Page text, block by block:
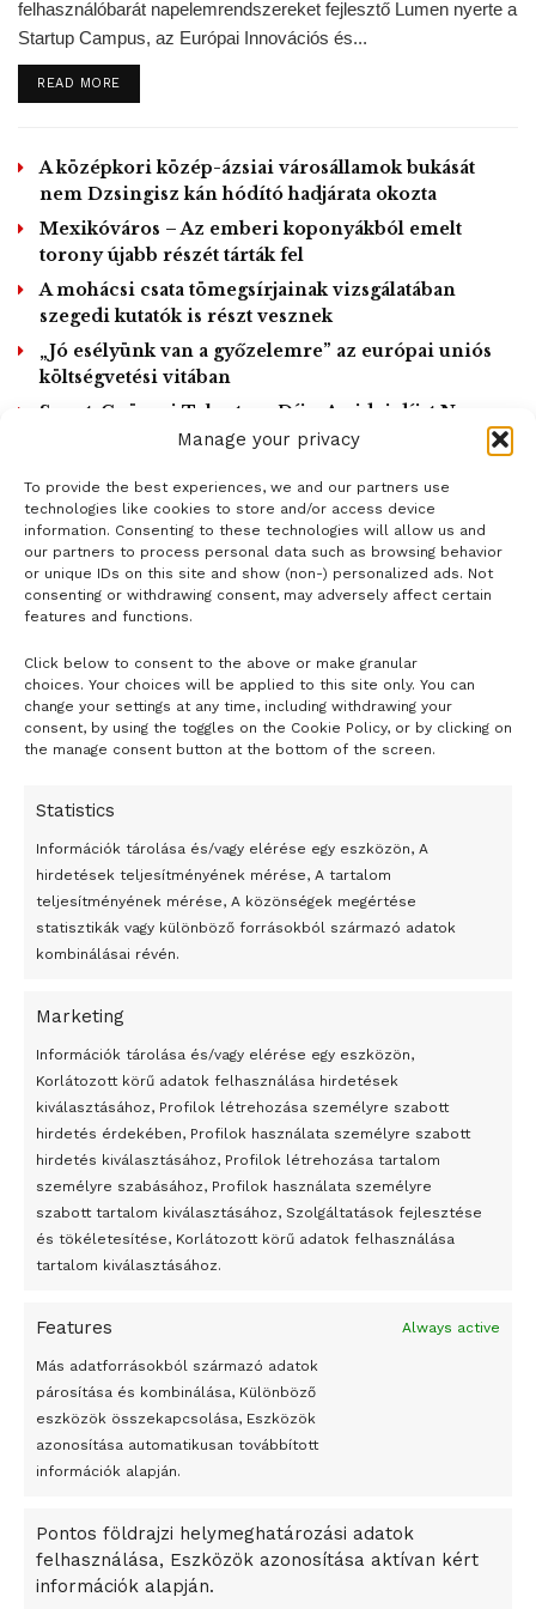
Manage your privacy
To provide the best experiences, we and our partners use
technologies like cookies to store and/or access device
information. Consenting to these technologies will allow us and
our partners to process personal data such as browsing behavior
or unique IDs on this site and show (non-) personalized ads. Not
consenting or withdrawing consent, may adversely affect certain
features and functions.
Click below to consent to the above or make granular
choices. Your choices will be applied to this site only. You can
change your settings at any time, including withdrawing your
consent, by using the toggles on the Cookie Policy, or by clicking on
the manage consent button at the bottom of the screen.
Statistics
Információk tárolása és/vagy elérése egy eszközön, A
hirdetések teljesítményének mérése, A tartalom
teljesítményének mérése, A közönségek megértése
statisztikák vagy különböző forrásokból származó adatok
kombinálásai révén.
Marketing
Információk tárolása és/vagy elérése egy eszközön,
Korlátozott körű adatok felhasználása hirdetések
kiválasztásához, Profilok létrehozása személyre szabott
hirdetés érdekében, Profilok használata személyre szabott
hirdetés kiválasztásához, Profilok létrehozása tartalom
személyre szabásához, Profilok használata személyre
szabott tartalom kiválasztásához, Szolgáltatások fejlesztése
és tökéletesítése, Korlátozott körű adatok felhasználása
tartalom kiválasztásához.
Features Always active
Más adatforrásokból származó adatok
párosítása és kombinálása, Különböző
eszközök összekapcsolása, Eszközök
azonosítása automatikusan továbbított
információk alapján.
Pontos földrajzi helymeghatározási adatok
felhasználása, Eszközök azonosítása aktívan kért
információk alapján.
megelőzésében és kezelésében is szerepet kaphat.
cikkében a magyar kutatók összefoglalják azoknak a
Állati modellrendszerben a csökkentett deutériumtartalmú
csökkentette a patkányok vércukorszintjét, a hatás
koncentrációtartomány bizonyult. A közlemény a humán
deutériummegvonás hatására csökkent a betegek reggeli
(éhomi) vércukorszintje, az inzulin hatékonyabban
stimulálta a sejtek cukorfelvételét. Ezzel magyarázható,
hogy a vizsgálat végére a betegek 30%-ánál csökkent az
inzulinrezisztencia mértéke.
Emellett a betegek szérumában szignifikáns mértékben
nőtt a „jó”, HDL-koleszterin szintje is. A klinikai
vizsgálatban a betegek 3 hónapon keresztül fogyasztották
deutériumkoncentrációja ez idő alatt az átlagos 147,5 ppm-
ről 133,9 ppm-re csökkent. A közölt eredmények
megerősítik, hogy a szervezet deutériumtartalmának 15-20
ppm-es csökkenése jelentős pozitív élettani hatást fejt ki, a
metabolikus betegségek megelőzésében és kezelésében
is szerepet kaphat a jövőben. A deutériumdepléció
alkalmazásában rejlő terápiás lehetőségek feltárása
alábbi linkeken érhetőek el:
https://www.sciencedirect.com/science/article/pii/S0306987
715004399
https://academic.oup.com/neuro-
oncology/article/19/4/595/3057929
https://www.mdpi.com/1420-3049/25/6/1376/htm
irányítja a deutériummegvonással kapcsolatos kutatásokat
és az eljárásra épülő gyógyszerfejlesztést. Dr. Somlyai
Gábor vezető kutató 30 évvel ezelőtt világelsőként ismerte
fel a természetben található deutérium biológiai szerepét,
deutériummegvonás daganatellenes hatását. A vízben és
szerves molekulákban megtalálható deutérium hidrogénre
történő stratégiai cseréje új lehetőséget nyit meg
felhasználóbarát napelemrendszereket fejlesztő Lumen nyerte a
Startup Campus, az Európai Innovációs és...
READ MOREDETAILS
A középkori közép-ázsiai városállamok bukását
nem Dzsingisz kán hódító hadjárata okozta
Mexikóváros – Az emberi koponyákból emelt
torony újabb részét tárták fel
A mohácsi csata tömegsírjainak vizsgálatában
szegedi kutatók is részt vesznek
„Jó esélyünk van a győzelemre” az európai uniós
költségvetési vitában
Szent-Györgyi Talentum Díj – Az idei díjat Nagy
LOAD MORE
- H I R D E T É S -
Átmenetileg szünetelnek az összecsapások Bahmutnál
Egy vagyonért adták el Banksy művét miután elégették.
Az 1950-ben elhunyt alkotók művei szabadon
felhasználhatóvá válnak
Peking – A visegrádi országok zsidó kulturális örökségét
bemutató fotókiállítás nyílt
Megveszi az osztrák Wienerberger az amerikai Meridian
Bricket
A Startup Campus egyetemi programjainak legjobbjai az
A Ringo Starr új albummal jelentkezik
A Vajdasági Magyar Szövetség államtitkárait kinevezték